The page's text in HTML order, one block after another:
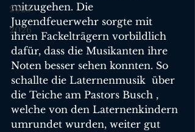
2025
2026
mitzugehen. Die
Jugendfeuerwehr sorgte mit
ihren Fackelträgern vorbildlich
dafür, dass die Musikanten ihre
Noten besser sehen konnten. So
schallte die Laternenmusik  über
die Teiche am Pastors Busch ,
welche von den Laternenkindern
umrundet wurden, weiter gut